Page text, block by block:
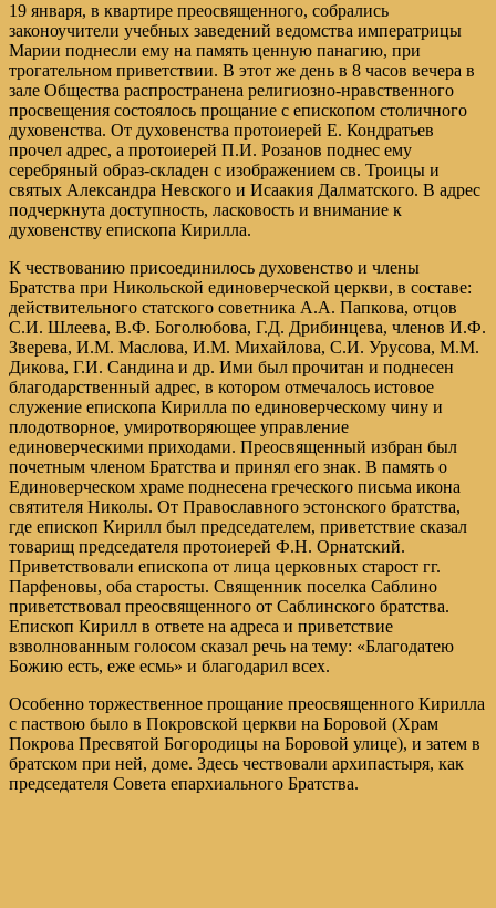
19 января, в квартире преосвященного, собрались
законоучители учебных заведений ведомства императрицы
Марии поднесли ему на память ценную панагию, при
трогательном приветствии. В этот же день в 8 часов вечера в
зале Общества распространена религиозно-нравственного
просвещения состоялось прощание с епископом столичного
духовенства. От духовенства протоиерей Е. Кондратьев
прочел адрес, а протоиерей П.И. Розанов поднес ему
серебряный образ-складен с изображением св. Троицы и
святых Александра Невского и Исаакия Далматского. В адрес
подчеркнута доступность, ласковость и внимание к
духовенству епископа Кирилла.
К чествованию присоединилось духовенство и члены
Братства при Никольской единоверческой церкви, в составе:
действительного статского советника А.А. Папкова, отцов
С.И. Шлеева, В.Ф. Боголюбова, Г.Д. Дрибинцева, членов И.Ф.
Зверева, И.М. Маслова, И.М. Михайлова, С.И. Урусова, М.М.
Дикова, Г.И. Сандина и др. Ими был прочитан и поднесен
благодарственный адрес, в котором отмечалось истовое
служение епископа Кирилла по единоверческому чину и
плодотворное, умиротворяющее управление
единоверческими приходами. Преосвященный избран был
почетным членом Братства и принял его знак. В память о
Единоверческом храме поднесена греческого письма икона
святителя Николы. От Православного эстонского братства,
где епископ Кирилл был председателем, приветствие сказал
товарищ председателя протоиерей Ф.Н. Орнатский.
Приветствовали епископа от лица церковных старост гг.
Парфеновы, оба старосты. Священник поселка Саблино
приветствовал преосвященного от Саблинского братства.
Епископ Кирилл в ответе на адреса и приветствие
взволнованным голосом сказал речь на тему: «Благодатею
Божию есть, еже есмь» и благодарил всех.
Особенно торжественное прощание преосвященного Кирилла
с паствою было в Покровской церкви на Боровой (Храм
Покрова Пресвятой Богородицы на Боровой улице), и затем в
братском при ней, доме. Здесь чествовали архипастыря, как
председателя Совета епархиального Братства.